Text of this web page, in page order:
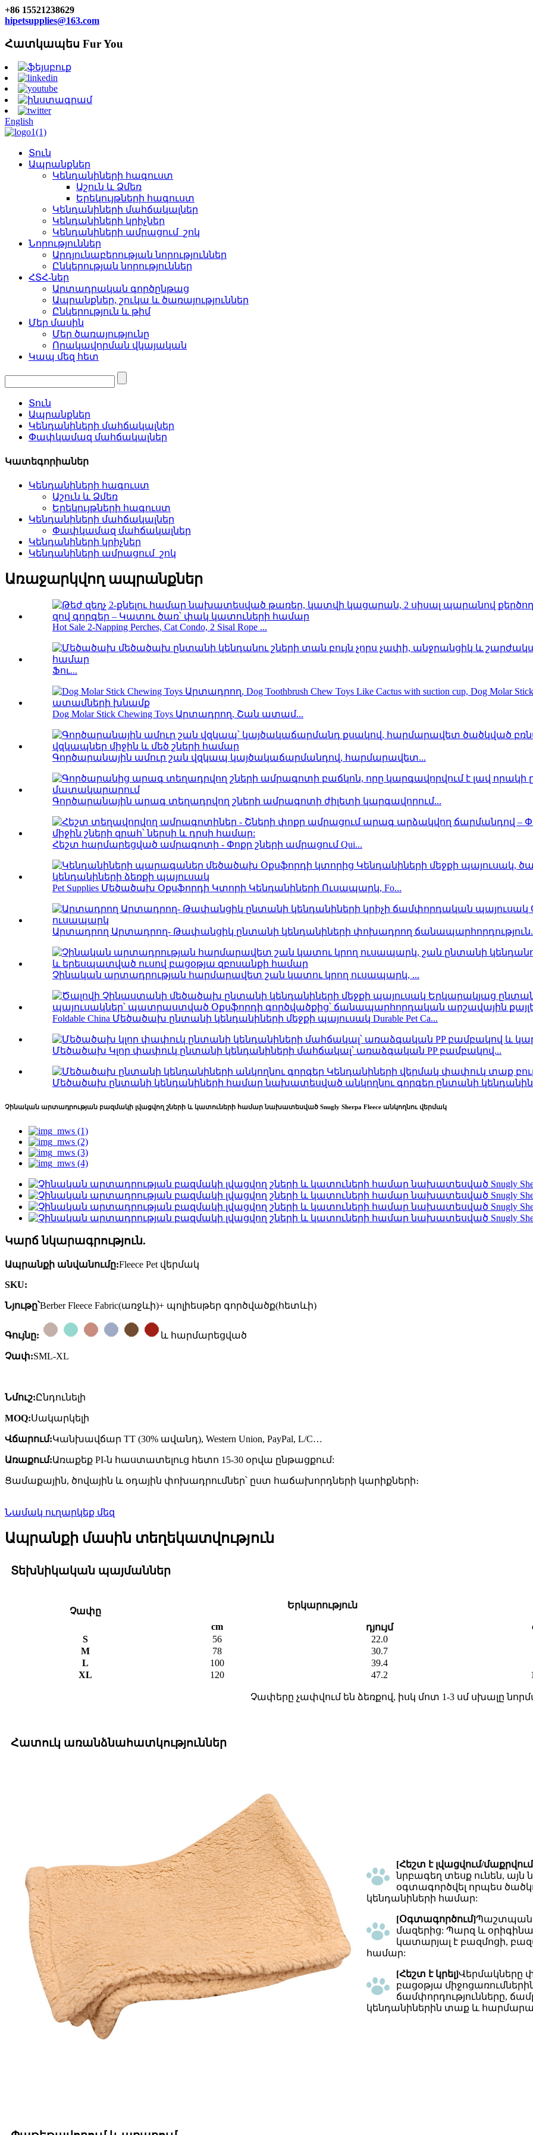
+86 15521238629
hipetsupplies@163.com
Հատկապես Fur You
English
Տուն
Ապրանքներ
Կենդանիների հագուստ
Աշուն և Ձմեռ
Երեկույթների հագուստ
Կենդանիների մահճակալներ
Կենդանիների կրիչներ
Կենդանիների ամրացում_շոկ
Նորություններ
Արդյունաբերության նորություններ
Ընկերության նորություններ
ՀՏՀ-ներ
Արտադրական գործընթաց
Ապրանքներ, շուկա և ծառայություններ
Ընկերություն և թիմ
Մեր մասին
Մեր ծառայությունը
Որակավորման վկայական
Կապ մեզ հետ
Տուն
Ապրանքներ
Կենդանիների մահճակալներ
Փափկամազ մահճակալներ
Կատեգորիաներ
Կենդանիների հագուստ
Աշուն և Ձմեռ
Երեկույթների հագուստ
Կենդանիների մահճակալներ
Փափկամազ մահճակալներ
Կենդանիների կրիչներ
Կենդանիների ամրացում_շոկ
Առաջարկվող ապրանքներ
Hot Sale 2-Napping Perches, Cat Condo, 2 Sisal Rope ...
Ֆու...
Dog Molar Stick Chewing Toys Արտադրող, Շան ատամ...
Գործարանային ամուր շան վզկապ կայծակաճարմանդով, հարմարավետ...
Գործարանային արագ տեղադրվող շների ամրագոտի ժիլետի կարգավորում...
Հեշտ հարմարեցված ամրագոտի - Փոքր շների ամրացում Qui...
Pet Supplies Մեծածախ Օքսֆորդի Կտորի Կենդանիների Ուսապարկ, Fo...
Արտադրող Արտադրող- Թափանցիկ ընտանի կենդանիների փոխադրող
Չինական արտադրության հարմարավետ շան կատու կրող ուսապարկ, ...
Foldable China Մեծածախ ընտանի կենդանիների մեջքի պայուսակ Durable Pet Ca...
Մեծածախ Կլոր փափուկ ընտանի կենդանիների մահճակալ՝ առաձգական PP բամբակով...
Մեծածախ ընտանի կենդանիների համար նախատեսված անկողնու գորգեր ընտանի
Չինական արտադրության բազմակի լվացվող շների և կատուների համար նախատեսված Snugly Sherpa Fleece անկողնու վերմակ
Կարճ նկարագրություն.
Ապրանքի անվանումը:Fleece Pet վերմակ
SKU:
Նյութը՝Berber Fleece Fabric(առջևի)+ պոլիեսթեր գործվածք(հետևի)
Գույնը: և հարմարեցված
Չափ:SML-XL
Նմուշ:Ընդունելի
MOQ:Սակարկելի
Վճարում:Կանխավճար TT (30% ավանդ), Western Union, PayPal, L/C…
Առաքում:Առաքեք PI-ն հաստատելուց հետո 15-30 օրվա ընթացքում:
Ցամաքային, ծովային և օդային փոխադրումներ՝ ըստ հաճախորդների կարիքների։
Նամակ ուղարկեք մեզ
Ապրանքի մասին տեղեկատվություն
Տեխնիկական պայմաններ
Չափը
Երկարություն
cm դյույմ
S
56
22.0
M
78
30.7
L
100
39.4
XL
120 47.2
Չափերը չափվում են ձեռքով, իսկ մոտ 1-3 սմ սխալը
Հատուկ առանձնահատկություններ
[Հեշտ է լվացվում/
նրբագեղ տեսք ունեն, այն
օգտագործվել որպես
կենդանիների համար:
[Օգտագործում]
մազերից: Պարզ և
կատարյալ է բազմոցի,
համար:
[Հեշտ է կրել]Վերմակները
բացօթյա
ճամփորդությունները,
կենդանիներին տաք և